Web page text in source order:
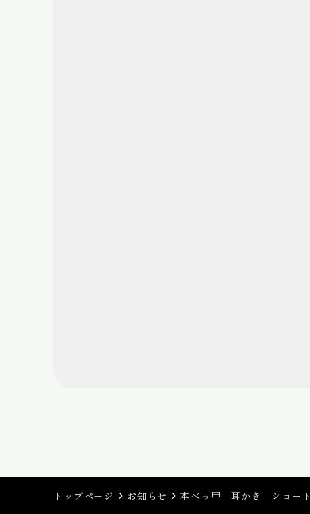
トップページ お知らせ 本べっ甲 耳かき ショート